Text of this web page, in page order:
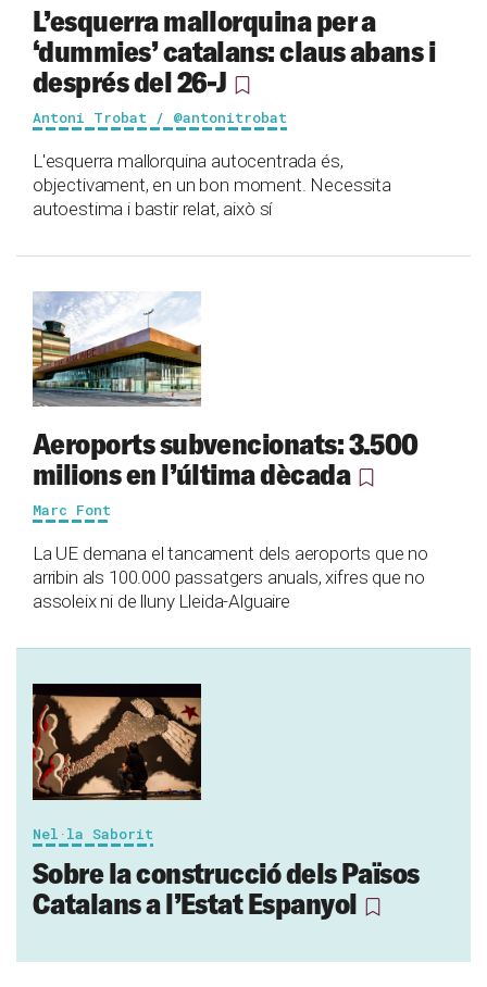
L’esquerra mallorquina per a
‘dummies’ catalans: claus abans i
després del 26-J
Antoni Trobat / @antonitrobat
L'esquerra mallorquina autocentrada és,
objectivament, en un bon moment. Necessita
autoestima i bastir relat, això sí
Aeroports subvencionats: 3.500
milions en l’última dècada
Marc Font
La UE demana el tancament dels aeroports que no
arribin als 100.000 passatgers anuals, xifres que no
assoleix ni de lluny Lleida-Alguaire
Nel·la Saborit
Sobre la construcció dels Països
Catalans a l’Estat Espanyol